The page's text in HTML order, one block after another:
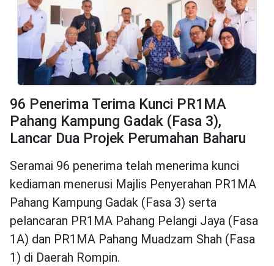
96 Penerima Terima Kunci PR1MA
Pahang Kampung Gadak (Fasa 3),
Lancar Dua Projek Perumahan Baharu
Seramai 96 penerima telah menerima kunci
kediaman menerusi Majlis Penyerahan PR1MA
Pahang Kampung Gadak (Fasa 3) serta
pelancaran PR1MA Pahang Pelangi Jaya (Fasa
1A) dan PR1MA Pahang Muadzam Shah (Fasa
1) di Daerah Rompin.